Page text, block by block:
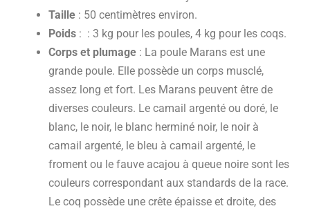
Taille : 50 centimètres environ.
Poids : : 3 kg pour les poules, 4 kg pour les coqs.
Corps et plumage : La poule Marans est une
grande poule. Elle possède un corps musclé,
assez long et fort. Les Marans peuvent être de
diverses couleurs. Le camail argenté ou doré, le
blanc, le noir, le blanc herminé noir, le noir à
camail argenté, le bleu à camail argenté, le
froment ou le fauve acajou à queue noire sont les
couleurs correspondant aux standards de la race.
Le coq possède une crête épaisse et droite, des